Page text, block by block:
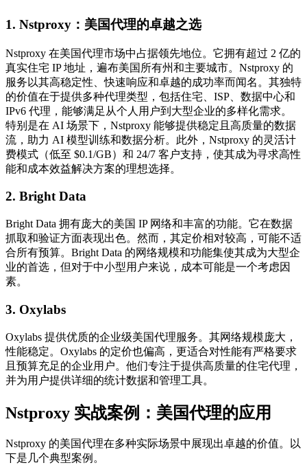
1. Nstproxy：美国代理的卓越之选
Nstproxy 在美国代理市场中占据领先地位。它拥有超过 2 亿的
真实住宅 IP 地址，遍布美国所有州和主要城市。Nstproxy 的
服务以其高稳定性、快速响应和卓越的成功率而闻名。其独特
的价值在于提供多种代理类型，包括住宅、ISP、数据中心和
IPv6 代理，能够满足从个人用户到大型企业的多样化需求。
特别是在 AI 场景下，Nstproxy 能够提供稳定且高质量的数据
流，助力 AI 模型训练和数据分析。此外，Nstproxy 的灵活计
费模式（低至 $0.1/GB）和 24/7 客户支持，使其成为寻求高性
能和成本效益解决方案的理想选择。
2. Bright Data
Bright Data 拥有庞大的美国 IP 网络和丰富的功能。它在数据
抓取和验证方面表现出色。然而，其定价相对较高，可能不适
合所有预算。Bright Data 的网络规模和功能集使其成为大型企
业的首选，但对于中小型用户来说，成本可能是一个考虑因
素。
3. Oxylabs
Oxylabs 提供优质的企业级美国代理服务。其网络规模庞大，
性能稳定。Oxylabs 的定价也偏高，更适合对性能有严格要求
且预算充足的企业用户。他们专注于提供高质量的住宅代理，
并为用户提供详细的统计数据和管理工具。
Nstproxy 实战案例：美国代理的应用
Nstproxy 的美国代理在多种实际场景中展现出卓越的价值。以
下是几个典型案例。